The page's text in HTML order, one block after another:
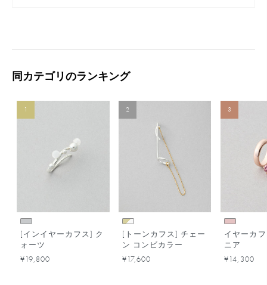
同カテゴリのランキング
1
[インイヤーカフス] ク
ォーツ
¥19,800
2
[トーンカフス] チェー
ン コンビカラー
¥17,600
3
イヤーカ
ニア
¥14,300